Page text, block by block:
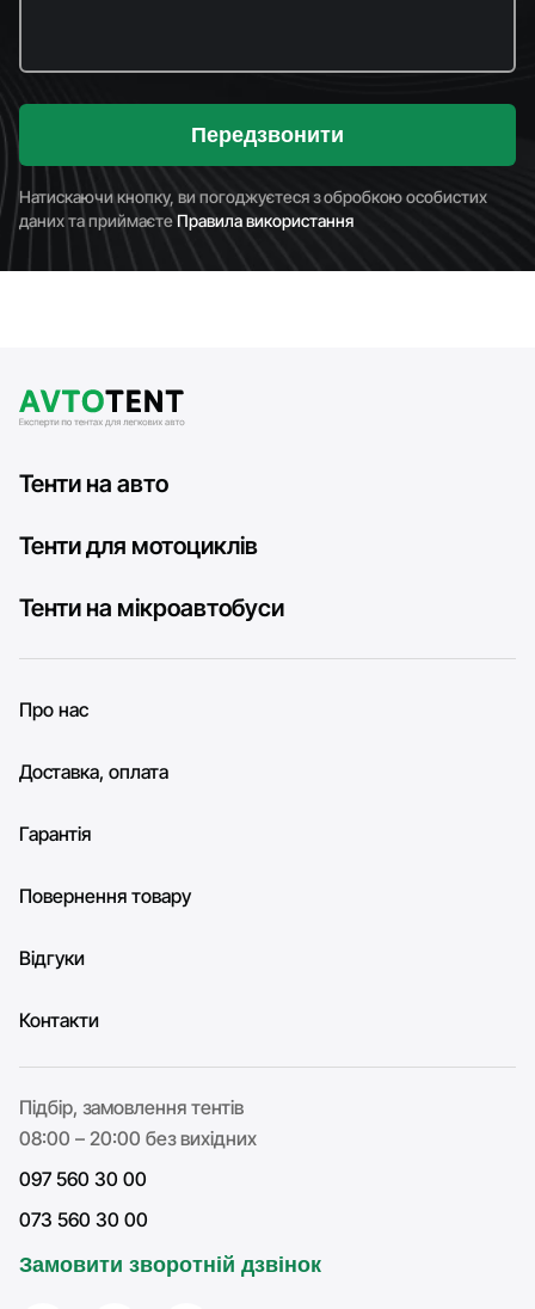
Передзвонити
Натискаючи кнопку, ви погоджуєтеся з обробкою особистих
даних та приймаєтеПравила використання
Тенти на авто
Тенти для мотоциклів
Тенти на мікроавтобуси
Про нас
Доставка, оплата
Гарантія
Повернення товару
Відгуки
Контакти
Підбір, замовлення тентів
08:00 – 20:00 без вихідних
097 560 30 00
073 560 30 00
Замовити зворотній дзвінок